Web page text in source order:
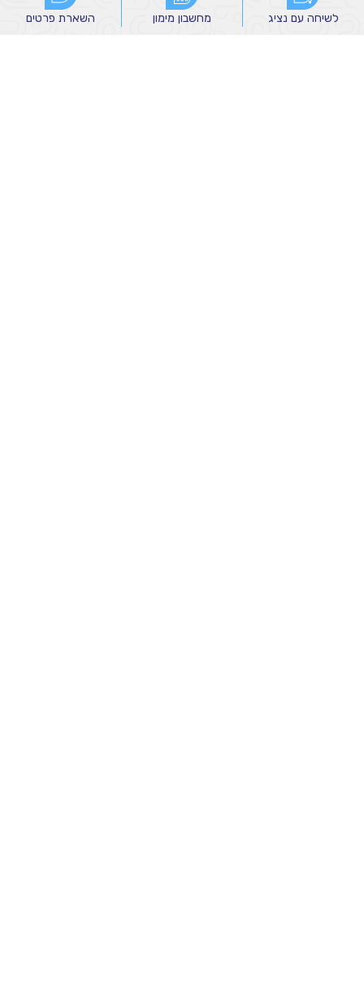
לשיחה עם נציג מחשבון מימון השארת פרטים לשיחה עם נציג מחשבון מימון השארת פרטים